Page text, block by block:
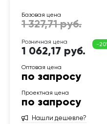
1 062,17 руб.
по запросу
по запросу
Нашли дешевле?